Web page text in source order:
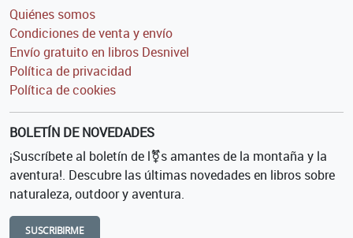
Quiénes somos
Condiciones de venta y envío
Envío gratuito en libros Desnivel
Política de privacidad
Política de cookies
BOLETÍN DE NOVEDADES
¡Suscríbete al boletín de l⚧s amantes de la montaña y la
aventura!. Descubre las últimas novedades en libros sobre
naturaleza, outdoor y aventura.
SUSCRIBIRME